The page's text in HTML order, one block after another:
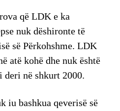
që LDK e ka
nuk dëshironte të
së Përkohshme. LDK
atë kohë dhe nuk është
deri në shkurt 2000.
iu bashkua qeverisë së